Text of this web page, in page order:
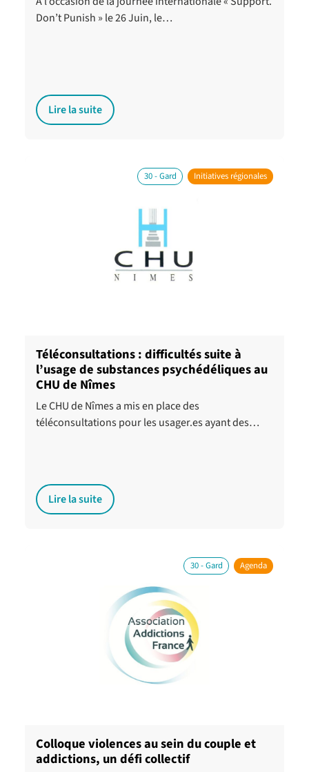
Don’t Punish » le 26 Juin, le…
Lire la suite
30 - Gard Initiatives régionales
Téléconsultations : difficultés suite à
l’usage de substances psychédéliques au
CHU de Nîmes
Le CHU de Nîmes a mis en place des
téléconsultations pour les usager.es ayant des…
Lire la suite
30 - Gard Agenda
Colloque violences au sein du couple et
addictions, un défi collectif